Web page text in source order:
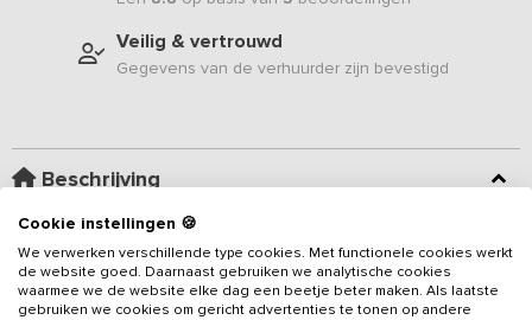
Veilig & vertrouwd
Gegevens van de verhuurder zijn bevestigd
Beschrijving
In het landelijke Limburg, aan de Maas, ligt deze sfeervolle en
huiselijke 12-persoons vakantiewoning. Met 4 slaapkamers, een
ruime woonkamer, een landelijke en goed uitgeruste keuken én
een gedeeld binnenzwembad biedt het alles wat je nodig hebt -
Cookie instellingen 🍪
We verwerken verschillende type cookies. Met functionele cookies werkt
de website goed. Daarnaast gebruiken we analytische cookies
waarmee we de website elke dag een beetje beter maken. Als laatste
gebruiken we cookies om gericht advertenties te tonen op andere